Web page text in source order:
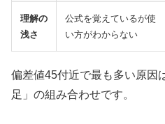
理解の
浅さ
公式を覚えているが使
い方がわからない
偏差値45付近で最も多い原因
足」の組み合わせです。